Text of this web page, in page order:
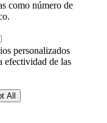
como número de
personalizados
efectividad de las
All